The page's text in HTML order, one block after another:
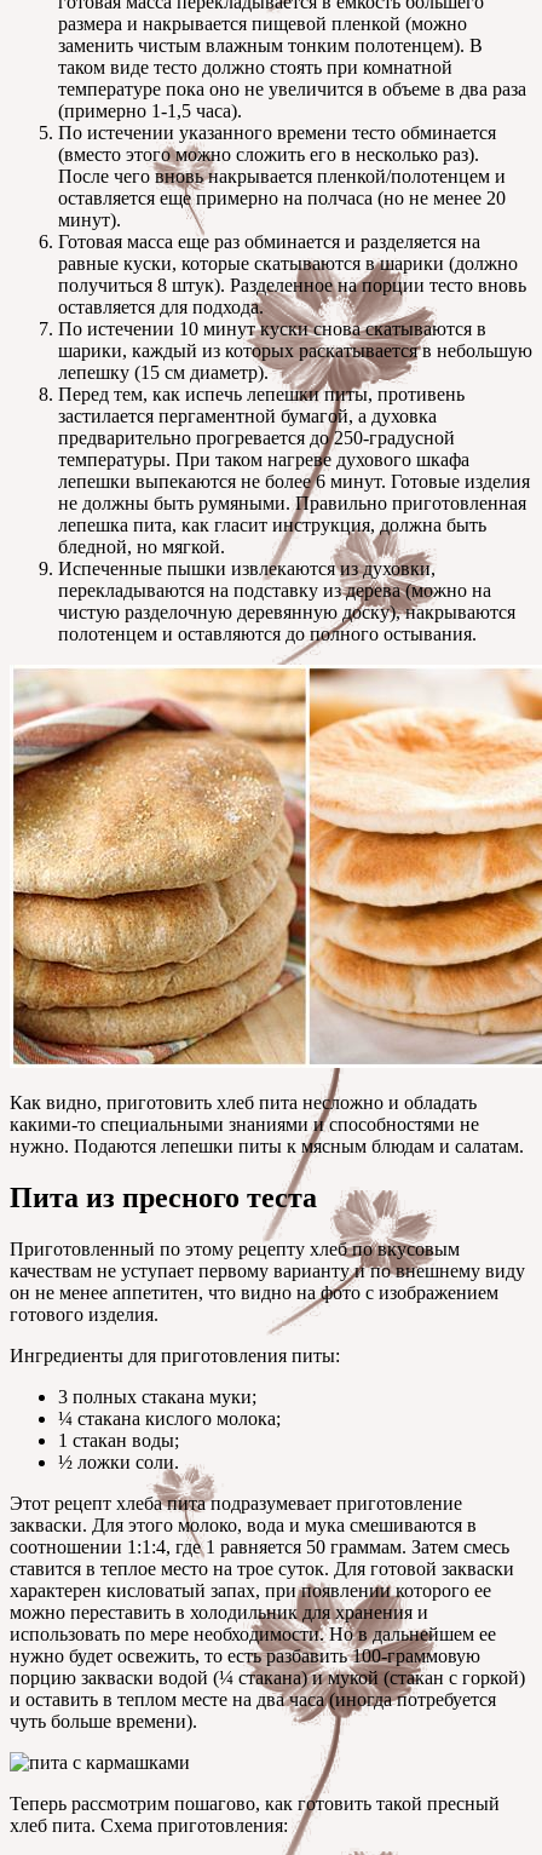
размера и накрывается пищевой пленкой (можно
заменить чистым влажным тонким полотенцем). В
таком виде тесто должно стоять при комнатной
температуре пока оно не увеличится в объеме в два раза
(примерно 1-1,5 часа).
По истечении указанного времени тесто обминается
(вместо этого можно сложить его в несколько раз).
После чего вновь накрывается пленкой/полотенцем и
оставляется еще примерно на полчаса (но не менее 20
минут).
Готовая масса еще раз обминается и разделяется на
равные куски, которые скатываются в шарики (должно
получиться 8 штук). Разделенное на порции тесто вновь
оставляется для подхода.
По истечении 10 минут куски снова скатываются в
шарики, каждый из которых раскатывается в небольшую
лепешку (15 см диаметр).
Перед тем, как испечь лепешки питы, противень
застилается пергаментной бумагой, а духовка
предварительно прогревается до 250-градусной
температуры. При таком нагреве духового шкафа
лепешки выпекаются не более 6 минут. Готовые изделия
не должны быть румяными. Правильно приготовленная
лепешка пита, как гласит инструкция, должна быть
бледной, но мягкой.
Испеченные пышки извлекаются из духовки,
перекладываются на подставку из дерева (можно на
чистую разделочную деревянную доску), накрываются
полотенцем и оставляются до полного остывания.
Как видно, приготовить хлеб пита несложно и обладать
какими-то специальными знаниями и способностями не
нужно. Подаются лепешки питы к мясным блюдам и салатам.
Пита из пресного теста
Приготовленный по этому рецепту хлеб по вкусовым
качествам не уступает первому варианту и по внешнему виду
он не менее аппетитен, что видно на фото с изображением
готового изделия.
Ингредиенты для приготовления питы:
3 полных стакана муки;
¼ стакана кислого молока;
1 стакан воды;
½ ложки соли.
Этот рецепт хлеба пита подразумевает приготовление
закваски. Для этого молоко, вода и мука смешиваются в
соотношении 1:1:4, где 1 равняется 50 граммам. Затем смесь
ставится в теплое место на трое суток. Для готовой закваски
характерен кисловатый запах, при появлении которого ее
можно переставить в холодильник для хранения и
использовать по мере необходимости. Но в дальнейшем ее
нужно будет освежить, то есть разбавить 100-граммовую
порцию закваски водой (¼ стакана) и мукой (стакан с горкой)
и оставить в теплом месте на два часа (иногда потребуется
чуть больше времени).
Теперь рассмотрим пошагово, как готовить такой пресный
хлеб пита. Схема приготовления: